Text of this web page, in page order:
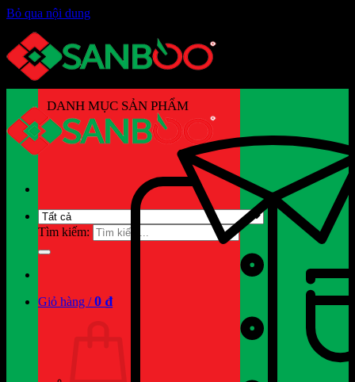
Bỏ qua nội dung
Tìm kiếm:
Giỏ hàng /0 ₫
DANH MỤC SẢN PHẨM